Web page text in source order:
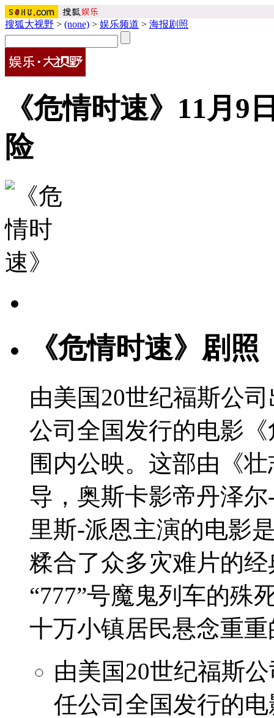
搜狐大视野 > (none) > 娱乐频道 > 海报剧照
《危情时速》11月9
险
《危情时速》剧照
由美国20世纪福斯公
公司全国发行的电影
围内公映。这部由《
导，奥斯卡影帝丹泽
里斯-派恩主演的电影
糅合了众多灾难片的
“777”号魔鬼列车的殊
十万小镇居民悬念重
由美国20世纪福斯
任公司全国发行的